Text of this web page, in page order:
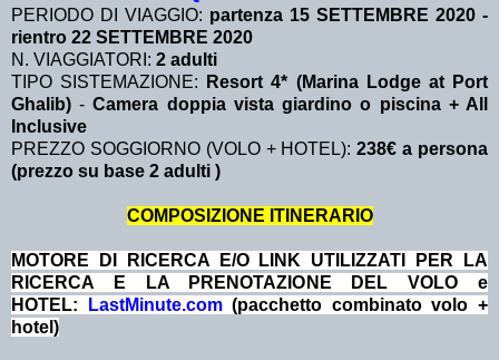
PERIODO DI VIAGGIO: partenza 15 SETTEMBRE 2020 -
rientro 22 SETTEMBRE 2020
N. VIAGGIATORI: 2 adulti
TIPO SISTEMAZIONE:
Resort 4* (Marina Lodge at Port
Ghalib)-Camera doppia vista giardino o piscina + All
Inclusive
PREZZO SOGGIORNO (VOLO + HOTEL):238€ a persona
(prezzo su base 2 adulti )
COMPOSIZIONE ITINERARIO
MOTORE DI RICERCA E/O LINK UTILIZZATI PER LA
RICERCA E LA PRENOTAZIONE DEL VOLO e
HOTEL:
LastMinute.com(pacchetto combinato volo +
hotel)